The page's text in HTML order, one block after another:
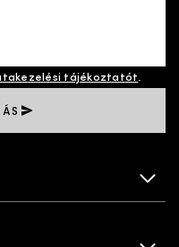
tájékoztatót.